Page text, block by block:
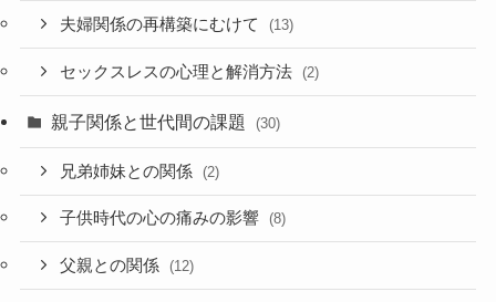
夫婦関係の再構築にむけて (13)
セックスレスの心理と解消方法 (2)
親子関係と世代間の課題 (30)
兄弟姉妹との関係 (2)
子供時代の心の痛みの影響 (8)
父親との関係 (12)